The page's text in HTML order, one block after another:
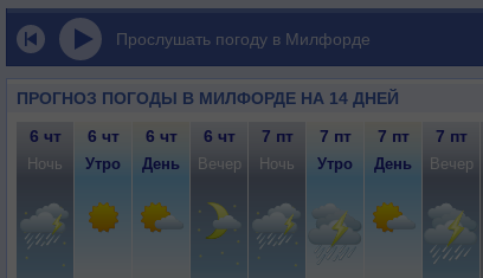
Прослушать погоду в Милфорде
ПРОГНОЗ ПОГОДЫ В МИЛФОРДЕ НА 14 ДНЕЙ
6 чт 6 чт 6 чт 6 чт 7 пт 7 пт 7 пт 7 пт
Ночь Утро День Вечер Ночь Утро День Вечер